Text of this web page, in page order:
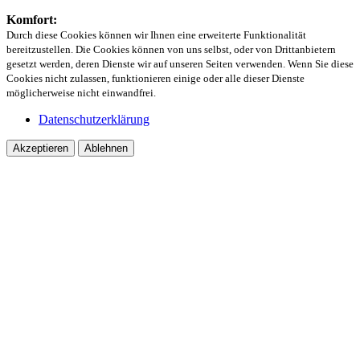
Komfort:
Durch diese Cookies können wir Ihnen eine erweiterte Funktionalität
bereitzustellen. Die Cookies können von uns selbst, oder von Drittanbietern
gesetzt werden, deren Dienste wir auf unseren Seiten verwenden. Wenn Sie diese
Cookies nicht zulassen, funktionieren einige oder alle dieser Dienste
möglicherweise nicht einwandfrei.
Datenschutzerklärung
Akzeptieren Ablehnen